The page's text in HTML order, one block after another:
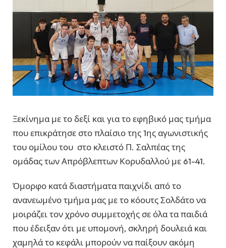
Ξεκίνημα με το δεξί και για το εφηβικό μας τμήμα
που επικράτησε στο πλαίσιο της 1ης αγωνιστικής
του ομίλου του στο κλειστό Π. Σαλπέας της
ομάδας των Απρόβλεπτων Κορυδαλλού με 61-41.
Όμορφο κατά διαστήματα παιχνίδι από το
ανανεωμένο τμήμα μας με το κόουτς Σολδάτο να
μοιράζει τον χρόνο συμμετοχής σε όλα τα παιδιά
που έδειξαν ότι με υπομονή, σκληρή δουλειά και
χαμηλά το κεφάλι μπορούν να παίξουν ακόμη